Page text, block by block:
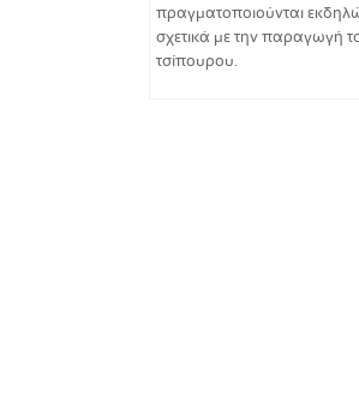
πραγματοποιούνται
σχετικά με την παραγωγή
τσίπουρου.